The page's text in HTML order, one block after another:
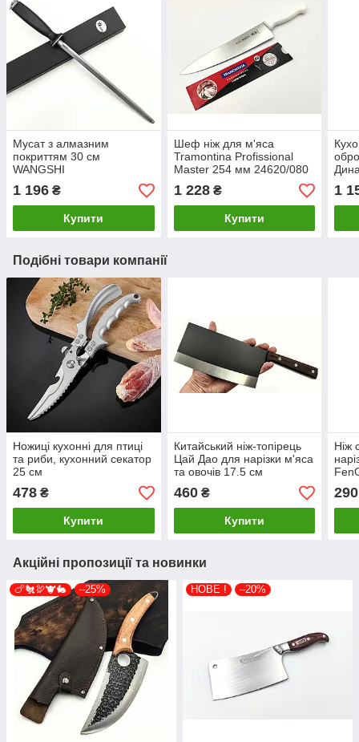
Мусат з алмазним
покриттям 30 см
WANGSHI
1 196 ₴
Купити
Шеф ніж для м'яса
Tramontina Profissional
Master 254 мм 24620/080
1 228₴
Купити
1
Подібні товари компанії
Ножиці кухонні для птиці
та риби, кухонний секатор
25 см
478 ₴
Купити
Китайський ніж-топірець
Цай Дао для нарізки м'яса
та овочів 17.5 см
460₴
Купити
Ніж
290
Акційні пропозиції та новинки
🍗🐔🦃🐮🐇 –25% НОВЕ ! –20%